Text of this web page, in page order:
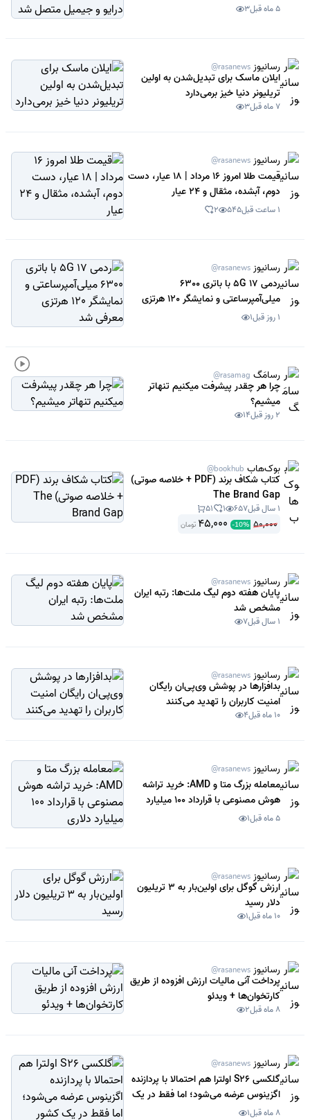
متصل شد
5 ماه قبل 3
رسانیوز @rasanews
ایلان ماسک برای تبدیل‌شدن به اولین
تریلیونر دنیا خیز برمی‌دارد
7 ماه قبل 3
رسانیوز @rasanews
قیمت طلا امروز 16 مرداد | 18 عیار، دست
دوم، آبشده، مثقال و 24 عیار
1 ساعت قبل 545
2
رسانیوز @rasanews
ردمی 17 5G با باتری 6300
میلی‌آمپرساعتی و نمایشگر 120 هرتزی
معرفی شد1 روز قبل 1
رسامَگ @rasamag
چرا هر چقدر پیشرفت میکنیم تنهاتر
میشیم؟
2 روز قبل 14
بوک‌هاب @bookhub
کتاب شکاف برند (PDF + خلاصه صوتی)
The Brand Gap
1 سال قبل 657
1
51
50,000
-10%
45,000 تومان
رسانیوز @rasanews
پایان هفته دوم لیگ ملت‌ها: رتبه ایران
مشخص شد
1 سال قبل 7
رسانیوز @rasanews
بدافزارها در پوشش وی‌پی‌ان رایگان
امنیت کاربران را تهدید می‌کنند
10 ماه قبل 4
رسانیوز @rasanews
معامله بزرگ متا و AMD: خرید تراشه
هوش مصنوعی با قرارداد 100 میلیارد
دلاری
5 ماه قبل 1
رسانیوز @rasanews
ارزش گوگل برای اولین‌بار به 3 تریلیون
دلار رسید
10 ماه قبل 1
رسانیوز @rasanews
پرداخت آنی مالیات ارزش افزوده از طریق
کارتخوان‌ها + ویدئو
8 ماه قبل 2
رسانیوز @rasanews
گلکسی S26 اولترا هم احتمالا با پردازنده
اگزینوس عرضه می‌شود؛ اما فقط در یک
کشور
8 ماه قبل 1